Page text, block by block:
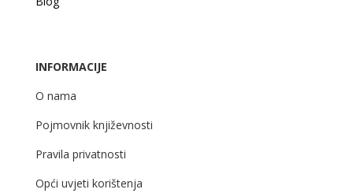
INFORMACIJE
O nama
Pojmovnik književnosti
Pravila privatnosti
Opći uvjeti korištenja